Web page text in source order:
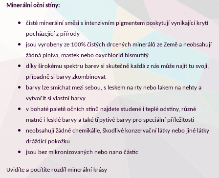
Minerální oční stíny:
čisté minerální směsi s intenzivním pigmentem poskytují vynikající krytí
pocházející z přírody
jsou vyrobeny ze 100% čistých drcených minerálů ze Země a neobsahují
žádná plniva, mastek nebo oxychlorid bismutitý
díky širokému spektru barev si skutečně každá z nás může najít tu svoji,
případně si barvy zkombinovat
barvy lze smíchat mezi sebou, s leskem na rty nebo lakem na nehty a
vytvořit si vlastní barvy
v bohaté paletě očních stínů najdete studené i teplé odstíny, různé
matné i lesklé barvy a také třpytivé barvy pro speciální příležitosti
neobsahují žádné chemikálie, škodlivé konzervační látky nebo jiné látky
dráždící pokožku
jsou bez mikronizovaných nebo nano částic
Uvidíte a pocítíte rozdíl minerální krásy